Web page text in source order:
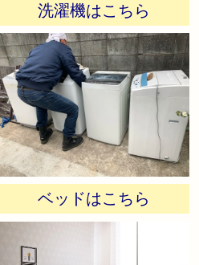
洗濯機はこちら
ベッドはこちら